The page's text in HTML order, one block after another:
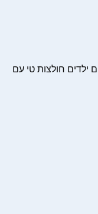
ילדים חולצות טי עם